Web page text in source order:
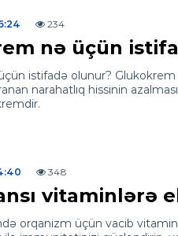
234
nə üçün
istifadə olunur?
narahatlıq hissinin
348
vitaminlərə
orqanizm üçün vacib